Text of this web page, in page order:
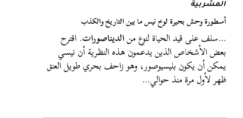
المشربية
أسطورة وحش بحيرة لوخ نيس ما بين التاريخ والكذب
…سلف على قيد الحياة لنوع منالديناصورات. اقترح
بعض الأشخاص الذين يدعمون هذه النظرية أن نيسي
يمكن أن يكون بليسيوصور، وهو زاحف بحري طويل العنق
ظهر لأول مرة منذ حوالي…